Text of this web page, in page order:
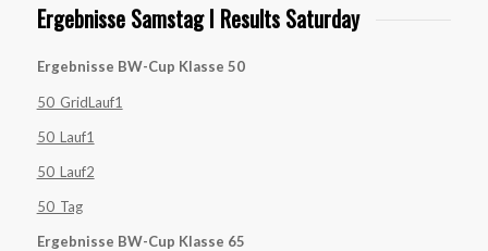
Ergebnisse Samstag I Results Saturday
Ergebnisse BW-Cup Klasse 50
50_GridLauf1
50_Lauf1
50_Lauf2
50_Tag
Ergebnisse BW-Cup Klasse 65